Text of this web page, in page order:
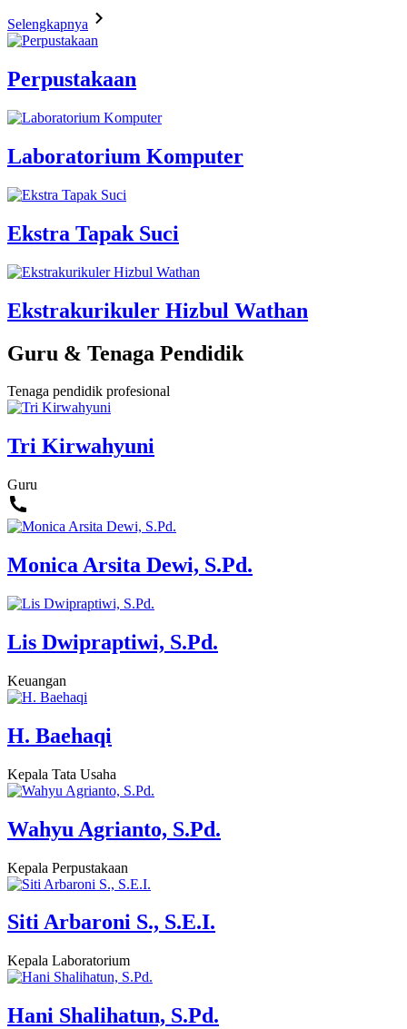
Selengkapnya
Perpustakaan
Laboratorium Komputer
Ekstra Tapak Suci
Ekstrakurikuler Hizbul Wathan
Guru & Tenaga Pendidik
Tenaga pendidik profesional
Tri Kirwahyuni
Guru
Monica Arsita Dewi, S.Pd.
Lis Dwipraptiwi, S.Pd.
Keuangan
H. Baehaqi
Kepala Tata Usaha
Wahyu Agrianto, S.Pd.
Kepala Perpustakaan
Siti Arbaroni S., S.E.I.
Kepala Laboratorium
Hani Shalihatun, S.Pd.